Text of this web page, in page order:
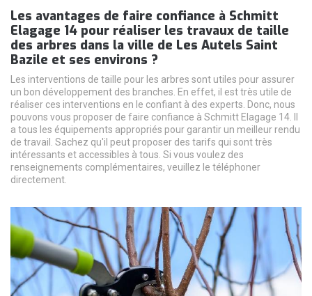
Les avantages de faire confiance à Schmitt
Elagage 14 pour réaliser les travaux de taille
des arbres dans la ville de Les Autels Saint
Bazile et ses environs ?
Les interventions de taille pour les arbres sont utiles pour assurer
un bon développement des branches. En effet, il est très utile de
réaliser ces interventions en le confiant à des experts. Donc, nous
pouvons vous proposer de faire confiance à Schmitt Elagage 14. Il
a tous les équipements appropriés pour garantir un meilleur rendu
de travail. Sachez qu'il peut proposer des tarifs qui sont très
intéressants et accessibles à tous. Si vous voulez des
renseignements complémentaires, veuillez le téléphoner
directement.